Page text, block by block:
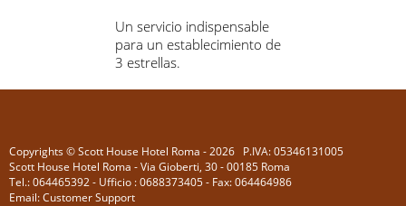
Un servicio indispensable
para un establecimiento de
3 estrellas.
Copyrights © Scott House Hotel Roma - 2026 P.IVA: 05346131005
Scott House Hotel Roma - Via Gioberti, 30 - 00185 Roma
Tel.: 064465392 - Ufficio : 0688373405 - Fax: 064464986
Email: Customer Support